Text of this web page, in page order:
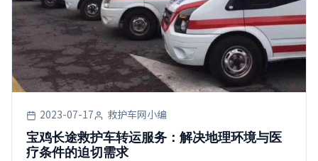
2023-07-17 救护车网小编
宝鸡长途救护车转运服务：解决地理环境与医
疗条件的迫切需求